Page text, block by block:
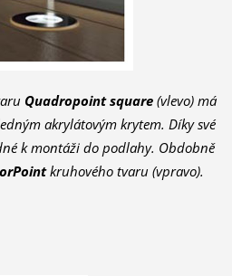
Quadropoint square (vlevo) má
akrylátovým krytem. Díky své
k montáži do podlahy. Obdobně
kruhového tvaru (vpravo).